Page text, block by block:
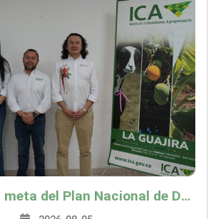
ICA superó la meta del Plan Nacional de Desarrollo y abrió 61 mercados internacionales